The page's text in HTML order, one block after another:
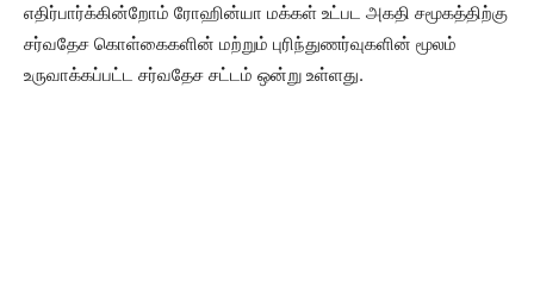
எதிர்பார்க்கின்றோம் ரோஹின்யா மக்கள் உட்பட அகதி சமூகத்திற்கு
சர்வதேச கொள்கைகளின் மற்றும் புரிந்துணர்வுகளின் மூலம்
உருவாக்கப்பட்ட சர்வதேச சட்டம் ஒன்று உள்ளது.